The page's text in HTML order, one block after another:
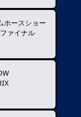
ホースショー
ァイナル